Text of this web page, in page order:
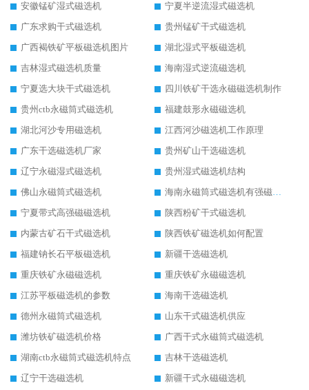
安徽锰矿湿式磁选机
宁夏半逆流湿式磁选机
广东求购干式磁选机
贵州锰矿干式磁选机
广西褐铁矿平板磁选机图片
湖北湿式平板磁选机
吉林湿式磁选机质量
海南湿式逆流磁选机
宁夏选大块干式磁选机
四川铁矿干选永磁磁选机制作
贵州ctb永磁筒式磁选机
福建鼓形永磁磁选机
湖北河沙专用磁选机
江西河沙磁选机工作原理
广东干选磁选机厂家
贵州矿山干选磁选机
辽宁永磁湿式磁选机
贵州湿式磁选机结构
佛山永磁筒式磁选机
海南永磁筒式磁选机有强磁的吗
宁夏带式高强磁磁选机
陕西粉矿干式磁选机
内蒙古矿石干式磁选机
陕西铁矿磁选机如何配置
福建钠长石平板磁选机
新疆干选磁选机
重庆铁矿永磁磁选机
重庆铁矿永磁磁选机
江苏平板磁选机的参数
海南干选磁选机
德州永磁筒式磁选机
山东干式磁选机供应
潍坊铁矿磁选机价格
广西干式永磁筒式磁选机
湖南ctb永磁筒式磁选机特点
吉林干选磁选机
辽宁干选磁选机
新疆干式永磁磁选机